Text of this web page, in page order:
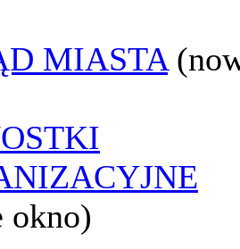
MIASTA
okno)